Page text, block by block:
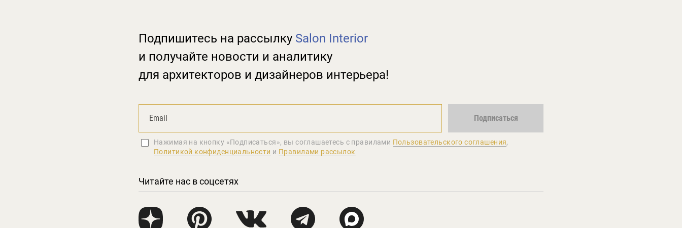
Подпишитесь на рассылку Salon Interior
и получайте новости и аналитику
для архитекторов и дизайнеров интерьера!
Подписаться
Нажимая на кнопку «Подписаться», вы соглашаетеcь с правилами Пользовательского соглашения,
Политикой конфиденциальности и Правилами рассылок
Читайте нас в соцсетях